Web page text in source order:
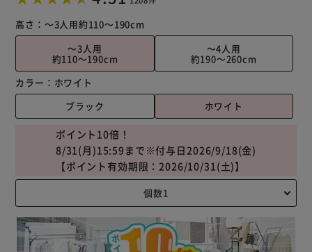
高さ： ～3人用約110～190cm
～3人用
約110～190cm
～4人用
約190～260cm
カラー： ホワイト
ブラック
ホワイト
ポイント10倍！
8/31(月)15:59まで※付与日2026/9/18(金)
【ポイント有効期限：2026/10/31(土)】